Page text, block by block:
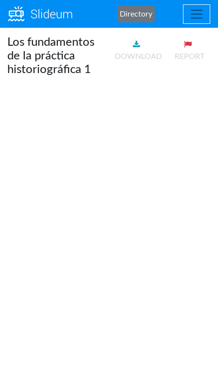
Directory
Los fundamentos
de la práctica
historiográfica 1
DOWNLOAD REPORT